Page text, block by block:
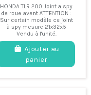
HONDA TLR 200 Joint a spy
de roue avant ATTENTION :
Sur certain modèle ce joint
à spy mesure 21x32x5
Vendu à l'unité.
Ajouter au
panier